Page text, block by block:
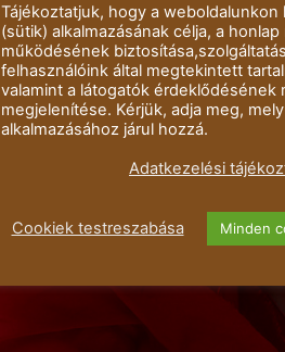
Tájékoztatjuk, hogy a
(sütik) alkalmazásának célja, a
működésének
felhasználóink által megtekintett
valamint a látogatók érdeklődésének
megjelenítése. Kérjük, adja meg,
alkalmazásához járul hozzá.
Adatkezelési
Cookiek testreszabása Minden